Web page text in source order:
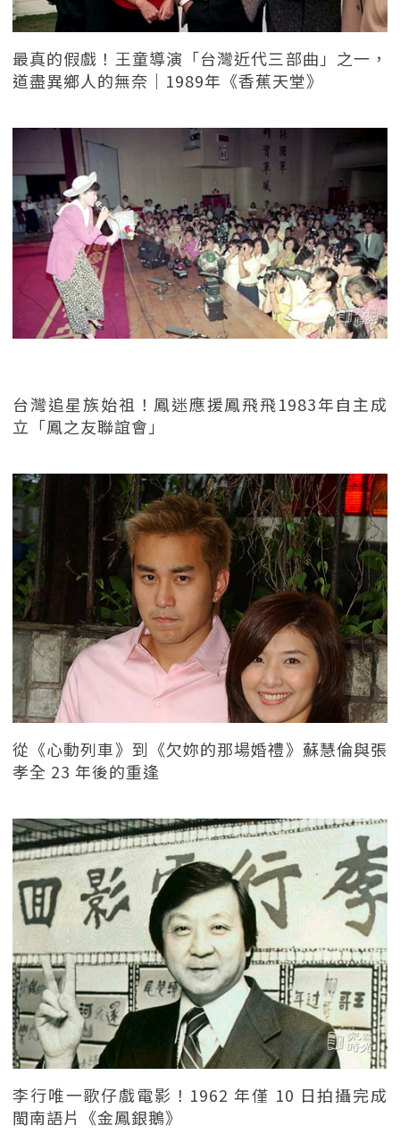
最真的假戲！王童導演「台灣近代三部曲」之一，
道盡異鄉人的無奈｜1989年《香蕉天堂》
台灣追星族始祖！鳳迷應援鳳飛飛1983年自主成
立「鳳之友聯誼會」
從《心動列車》到《欠妳的那場婚禮》蘇慧倫與張
孝全 23 年後的重逢
李行唯一歌仔戲電影！1962 年僅 10 日拍攝完成
閩南語片《金鳳銀鵝》